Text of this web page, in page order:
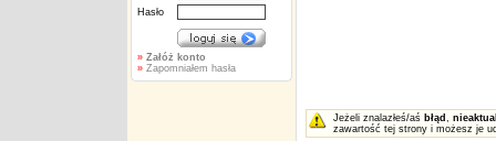
Hasło
» Załóż konto
» Zapomniałem hasła
Jeżeli znalazłeś/aś błąd ,
zawartość tej strony i możesz je